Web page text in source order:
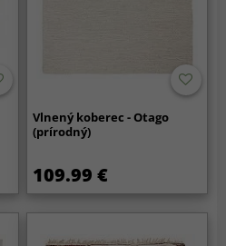
Vlnený koberec - Otago
(prírodný)
109.99 €